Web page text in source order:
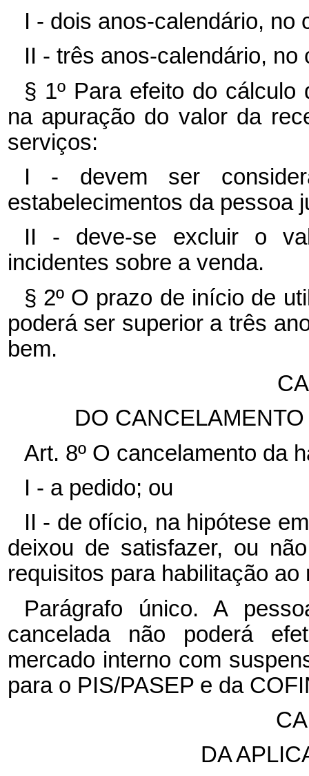
I - dois anos-calendário, no
II - três anos-calendário, no
§ 1º Para efeito do
na apuração do valor da
serviços:
I - devem ser
estabelecimentos da pessoa
II - deve-se excluir o
incidentes sobre a venda.
§ 2º O prazo de início de
poderá ser superior a três
bem.
DO
Art. 8º O cancelamento da
I - a pedido; ou
II - de ofício, na hipótese
deixou de satisfazer, ou
requisitos para habilitação ao
Parágrafo único. A
cancelada não poderá
mercado interno com
para o PIS/PASEP e da
DA